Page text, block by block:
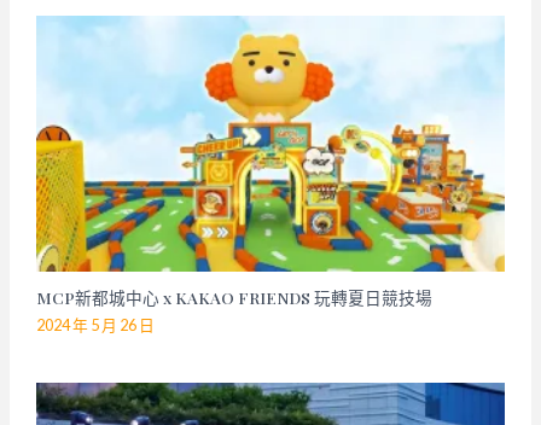
MCP新都城中心 x KAKAO FRIENDS 玩轉夏日競技場
2024 年 5 月 26 日